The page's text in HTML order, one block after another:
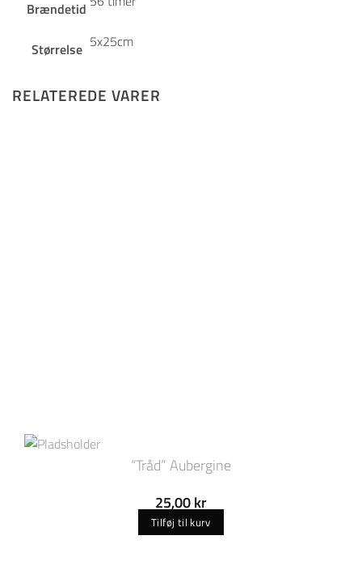
Brændetid
Størrelse 5x25cm
RELATEREDE VARER
“Tråd” Aubergine
25,00kr
Tilføj til kurv